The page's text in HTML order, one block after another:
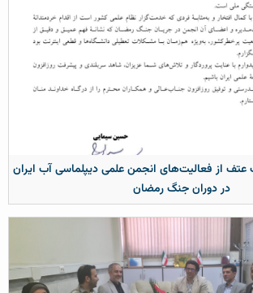
از فعالیت‌های انجمن علمی دیپلماسی آب ایران
در دوران جنگ رمضان